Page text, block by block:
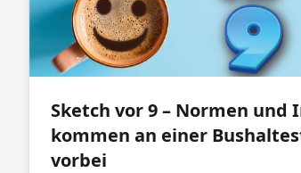
Sketch vor 9 – Normen und
kommen an einer
vorbei